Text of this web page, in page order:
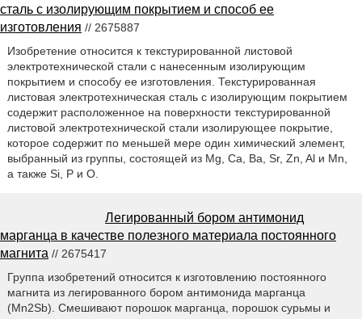
сталь с изолирующим покрытием и способ ее
изготовления // 2675887
Изобретение относится к текстурированной листовой
электротехнической стали с нанесенным изолирующим
покрытием и способу ее изготовления. Текстурированная
листовая электротехническая сталь с изолирующим покрытием
содержит расположенное на поверхности текстурированной
листовой электротехнической стали изолирующее покрытие,
которое содержит по меньшей мере один химический элемент,
выбранный из группы, состоящей из Mg, Ca, Ba, Sr, Zn, Al и Mn,
а также Si, P и O.
Легированный бором антимонид
марганца в качестве полезного материала постоянного
магнита // 2675417
Группа изобретений относится к изготовлению постоянного
магнита из легированного бором антимонида марганца
(Mn2Sb). Смешивают порошок марганца, порошок сурьмы и